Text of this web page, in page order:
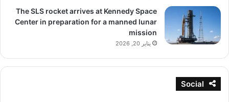
The SLS rocket arrives at Kennedy Space
Center in preparation for a manned lunar
mission
يناير 20, 2026
Social